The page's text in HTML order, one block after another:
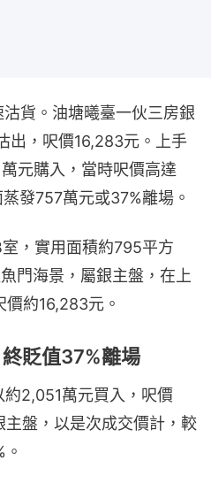
貨。油塘曦臺一伙三房銀
出，呎價16,283元。上手
元購入，當時呎價高達
發757萬元或37%離場。
，實用面積約795平方
門海景，屬銀主盤，在上
約16,283元。
貶值37%離場
2,051萬元買入，呎價
盤，以是次成交價計，較